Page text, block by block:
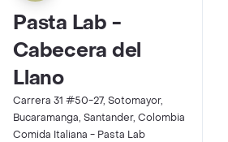
Pasta Lab -
Cabecera del
Llano
Carrera 31 #50-27, Sotomayor,
Bucaramanga, Santander, Colombia
Comida Italiana - Pasta Lab